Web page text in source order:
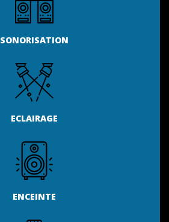
SONORISATION
ECLAIRAGE
ENCEINTE